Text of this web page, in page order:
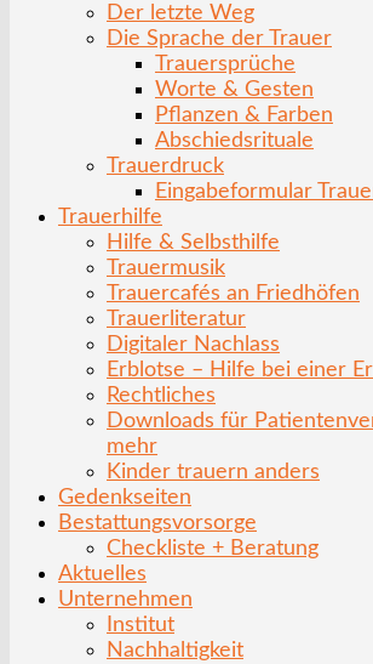
Der letzte Weg
Die Sprache der Trauer
Trauersprüche
Worte & Gesten
Pflanzen & Farben
Abschiedsrituale
Trauerdruck
Eingabeformular
Trauerhilfe
Hilfe & Selbsthilfe
Trauermusik
Trauercafés an Friedhöfen
Trauerliteratur
Digitaler Nachlass
Erblotse – Hilfe bei einer
Rechtliches
Downloads für
mehr
Kinder trauern anders
Gedenkseiten
Bestattungsvorsorge
Checkliste + Beratung
Aktuelles
Unternehmen
Institut
Nachhaltigkeit